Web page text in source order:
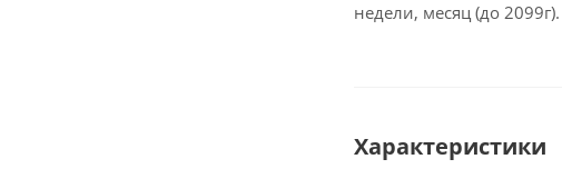
недели, месяц (до 2099г).
Характеристики